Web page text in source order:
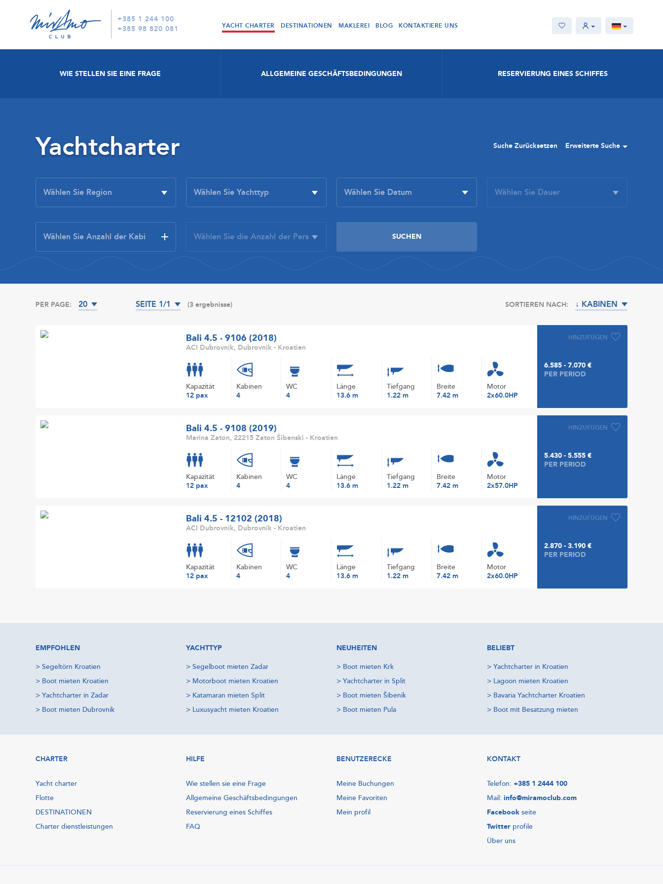
+385 1 244 100
+385 98 820 081
YACHT CHARTER DESTINATIONEN MAKLEREI BLOG KONTAKTIERE UNS
WIE STELLEN SIE EINE FRAGE ALLGEMEINE GESCHÄFTSBEDINGUNGEN RESERVIERUNG EINES SCHIFFES
Yachtcharter Suche Zurücksetzen Erweiterte Suche
PER PAGE: 20 SEITE 1/1 (3 ergebnisse) SORTIEREN NACH: ↓ KABINEN
Bali 4.5 - 9106 (2018)
ACI Dubrovnik, Dubrovnik - Kroatien
Kapazität
12 pax
Kabinen
4
WC
4
Länge
13.6 m
Tiefgang
1.22 m
Breite
7.42 m
Motor
2x60.0HP
HINZUFÜGEN
6.585 - 7.070 €
PER PERIOD
Bali 4.5 - 9108 (2019)
Marina Zaton, 22215 Zaton Šibenski - Kroatien
Kapazität
12 pax
Kabinen
4
WC
4
Länge
13.6 m
Tiefgang
1.22 m
Breite
7.42 m
Motor
2x57.0HP
HINZUFÜGEN
5.430 - 5.555 €
PER PERIOD
Bali 4.5 - 12102 (2018)
ACI Dubrovnik, Dubrovnik - Kroatien
Kapazität
12 pax
Kabinen
4
WC
4
Länge
13.6 m
Tiefgang
1.22 m
Breite
7.42 m
Motor
2x60.0HP
HINZUFÜGEN
2.870 - 3.190 €
PER PERIOD
EMPFOHLEN
> Segeltörn Kroatien
> Boot mieten Kroatien
> Yachtcharter in Zadar
> Boot mieten Dubrovnik
YACHTTYP
> Segelboot mieten Zadar
> Motorboot mieten Kroatien
> Katamaran mieten Split
> Luxusyacht mieten Kroatien
NEUHEITEN
> Boot mieten Krk
> Yachtcharter in Split
> Boot mieten Šibenik
> Boot mieten Pula
BELIEBT
> Yachtcharter in Kroatien
> Lagoon mieten Kroatien
> Bavaria Yachtcharter Kroatien
> Boot mit Besatzung mieten
CHARTER
Yacht charter
Flotte
DESTINATIONEN
Charter dienstleistungen
HILFE
Wie stellen sie eine Frage
Allgemeine Geschäftsbedingungen
Reservierung eines Schiffes
FAQ
BENUTZERECKE
Meine Buchungen
Meine Favoriten
Mein profil
KONTAKT
Telefon: +385 1 2444 100
Mail: info@miramoclub.com
Facebook seite
Twitter profile
Über uns